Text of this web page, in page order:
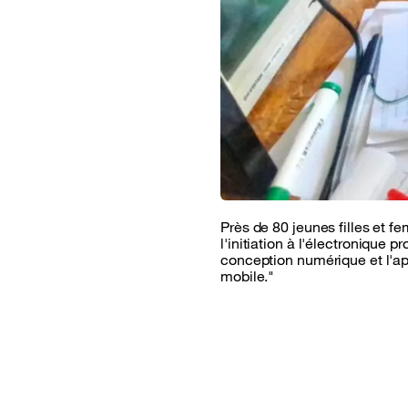
Près de 80 jeunes filles et
l'initiation à l'électronique
conception numérique et
mobile."